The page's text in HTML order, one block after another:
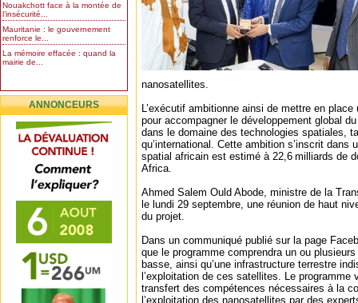
Nouakchott face à la montée de
l’insécurité...
Mauritanie : le gouvernement
renforce le...
La mémoire effacée : quand la
mairie de...
ANNONCEURS
nanosatellites.
L’exécutif ambitionne ainsi de mettre en
pour accompagner le développement global
dans le domaine des technologies spatiales,
qu’international. Cette ambition s’inscrit dans
spatial africain est estimé à 22,6 milliards de
Africa.
Ahmed Salem Ould Abode, ministre de la
le lundi 29 septembre, une réunion de haut
du projet.
Dans un communiqué publié sur la page
que le programme comprendra un ou
basse, ainsi qu’une infrastructure terrestre
l’exploitation de ces satellites. Le programme
transfert des compétences nécessaires à la
l’exploitation des nanosatellites par des